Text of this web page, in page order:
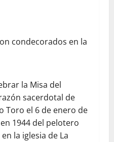
la Misa del
sacerdotal de
Toro el 6 de enero de
1944 del pelotero
la iglesia de La